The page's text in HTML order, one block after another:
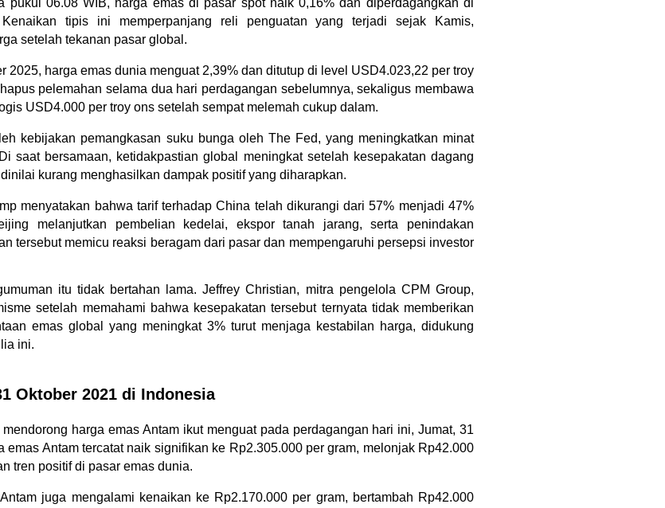
pukul 06.08 WIB, harga emas di pasar spot naik 0,16% dan diperdagangkan di
tipis ini memperpanjang reli penguatan yang terjadi sejak Kamis,
setelah tekanan pasar global.
2025, harga emas dunia menguat 2,39% dan ditutup di level USD4.023,22 per troy
pelemahan selama dua hari perdagangan sebelumnya, sekaligus membawa
USD4.000 per troy ons setelah sempat melemah cukup dalam.
kebijakan pemangkasan suku bunga oleh The Fed, yang meningkatkan minat
saat bersamaan, ketidakpastian global meningkat setelah kesepakatan dagang
kurang menghasilkan dampak positif yang diharapkan.
menyatakan bahwa tarif terhadap China telah dikurangi dari 57% menjadi 47%
melanjutkan pembelian kedelai, ekspor tanah jarang, serta penindakan
tersebut memicu reaksi beragam dari pasar dan mempengaruhi persepsi investor
itu tidak bertahan lama. Jeffrey Christian, mitra pengelola CPM Group,
setelah memahami bahwa kesepakatan tersebut ternyata tidak memberikan
emas global yang meningkat 3% turut menjaga kestabilan harga, didukung
ini.
Oktober 2021 di Indonesia
harga emas Antam ikut menguat pada perdagangan hari ini, Jumat, 31
emas Antam tercatat naik signifikan ke Rp2.305.000 per gram, melonjak Rp42.000
tren positif di pasar emas dunia.
juga mengalami kenaikan ke Rp2.170.000 per gram, bertambah Rp42.000